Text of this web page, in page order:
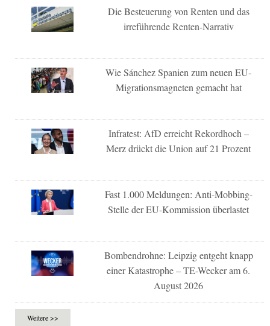
Die Besteuerung von Renten und das
irreführende Renten-Narrativ
Wie Sánchez Spanien zum neuen EU-
Migrationsmagneten gemacht hat
Infratest: AfD erreicht Rekordhoch –
Merz drückt die Union auf 21 Prozent
Fast 1.000 Meldungen: Anti-Mobbing-
Stelle der EU-Kommission überlastet
Bombendrohne: Leipzig entgeht knapp
einer Katastrophe – TE-Wecker am 6.
August 2026
Weitere >>